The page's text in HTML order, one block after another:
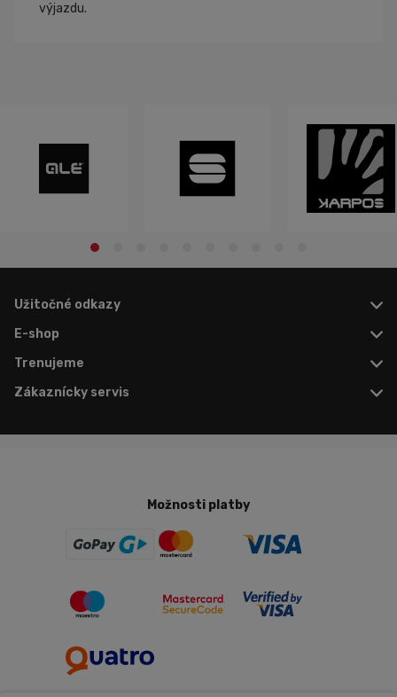
výjazdu.
Užitočné odkazy
E-shop
Trenujeme
Zákaznícky servis
Možnosti platby